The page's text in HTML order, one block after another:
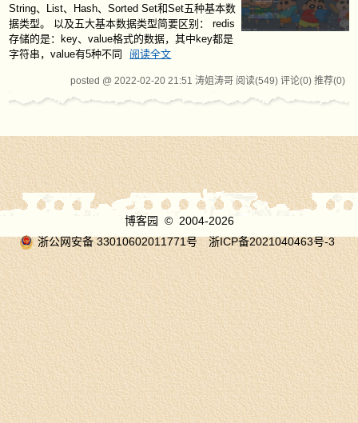
String、List、Hash、Sorted Set和Set五种基本数
据类型。 以及五大基本数据类型简要区别： redis
存储的是：key、value格式的数据，其中key都是
字符串，value有5种不同
阅读全文
posted @ 2022-02-20 21:51 涛姐涛哥 阅读(549) 评论(0) 推荐(0)
博客园
© 2004-2026
浙公网安备 33010602011771号
浙ICP备2021040463号-3